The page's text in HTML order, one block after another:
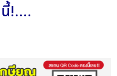
!....